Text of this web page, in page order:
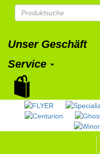
Unser Geschäft
Service